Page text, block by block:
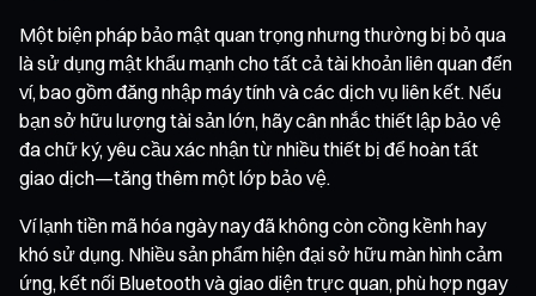
Một biện pháp bảo mật quan trọng nhưng thường bị bỏ qua
là sử dụng mật khẩu mạnh cho tất cả tài khoản liên quan đến
ví, bao gồm đăng nhập máy tính và các dịch vụ liên kết. Nếu
bạn sở hữu lượng tài sản lớn, hãy cân nhắc thiết lập bảo vệ
đa chữ ký, yêu cầu xác nhận từ nhiều thiết bị để hoàn tất
giao dịch—tăng thêm một lớp bảo vệ.
Ví lạnh tiền mã hóa ngày nay đã không còn cồng kềnh hay
khó sử dụng. Nhiều sản phẩm hiện đại sở hữu màn hình cảm
ứng, kết nối Bluetooth và giao diện trực quan, phù hợp ngay